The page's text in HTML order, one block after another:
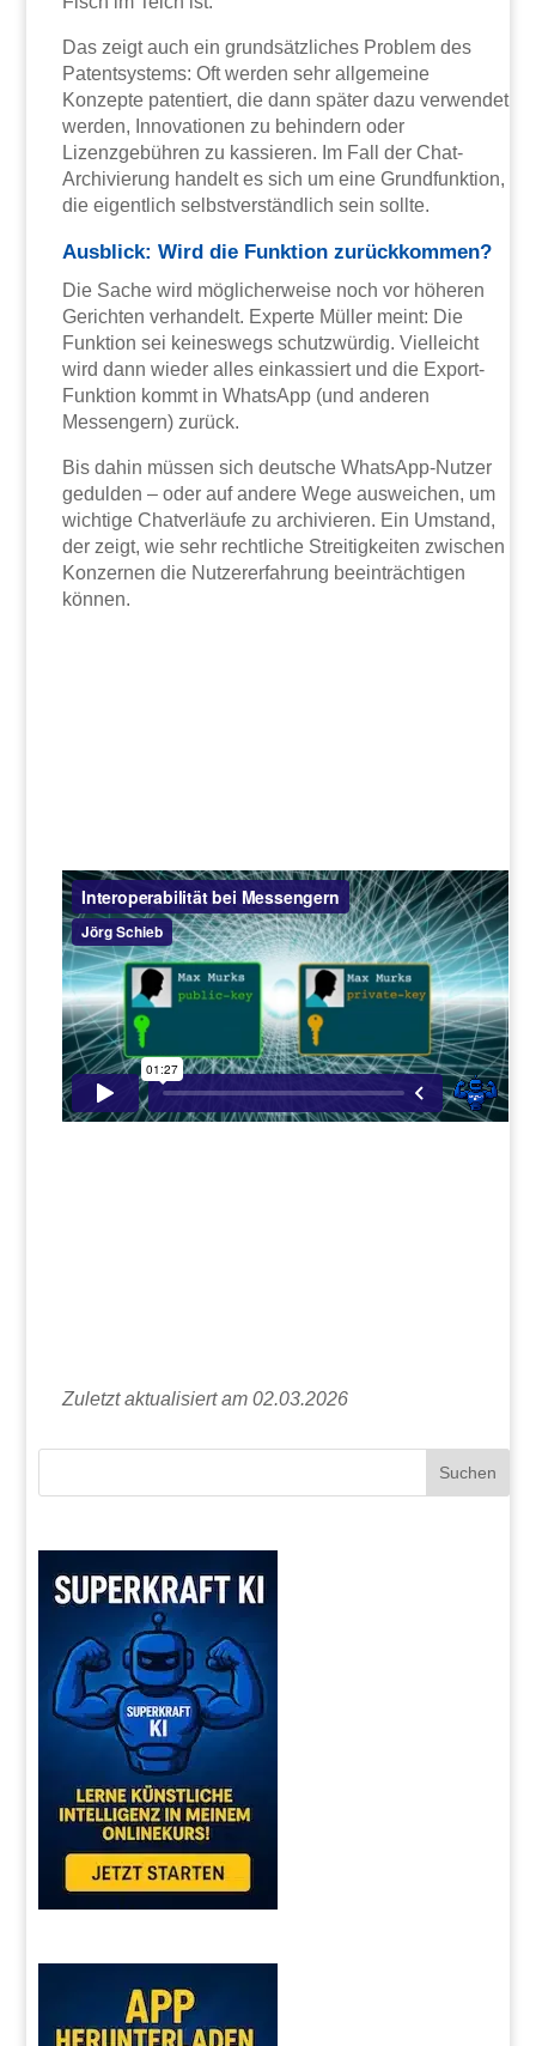
Das zeigt auch ein grundsätzliches Problem des
Patentsystems: Oft werden sehr allgemeine
Konzepte patentiert, die dann später dazu verwendet
werden, Innovationen zu behindern oder
Lizenzgebühren zu kassieren. Im Fall der Chat-
Archivierung handelt es sich um eine Grundfunktion,
die eigentlich selbstverständlich sein sollte.
Ausblick: Wird die Funktion zurückkommen?
Die Sache wird möglicherweise noch vor höheren
Gerichten verhandelt. Experte Müller meint: Die
Funktion sei keineswegs schutzwürdig. Vielleicht
wird dann wieder alles einkassiert und die Export-
Funktion kommt in WhatsApp (und anderen
Messengern) zurück.
Bis dahin müssen sich deutsche WhatsApp-Nutzer
gedulden – oder auf andere Wege ausweichen, um
wichtige Chatverläufe zu archivieren. Ein Umstand,
der zeigt, wie sehr rechtliche Streitigkeiten zwischen
Konzernen die Nutzererfahrung beeinträchtigen
können.
Zuletzt aktualisiert am 02.03.2026